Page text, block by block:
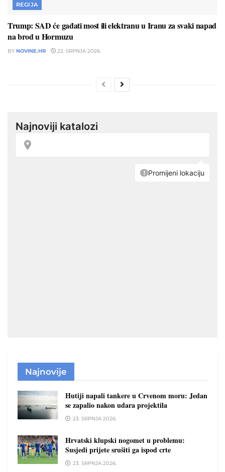
REGIJA
Trump: SAD će gađati most ili elektranu u Iranu za svaki napad
na brod u Hormuzu
BY NOVINE.HR 22. SRPNJA 2026.
Najnovije
Hutiji napali tankere u Crvenom moru: Jedan
se zapalio nakon udara projektila
23. SRPNJA 2026.
Hrvatski klupski nogomet u problemu:
Susjedi prijete srušiti ga ispod crte
23. SRPNJA 2026.